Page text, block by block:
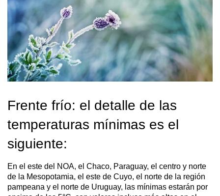
Frente frío: el detalle de las
temperaturas mínimas es el
siguiente:
En el este del NOA, el Chaco, Paraguay, el centro y norte
de la Mesopotamia, el este de Cuyo, el norte de la región
pampeana y el norte de Uruguay, las mínimas estarán por